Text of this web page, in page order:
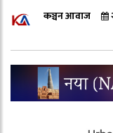
कञ्चन आवाज